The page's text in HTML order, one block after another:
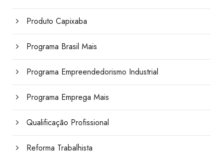
Produto Capixaba
Programa Brasil Mais
Programa Empreendedorismo Industrial
Programa Emprega Mais
Qualificação Profissional
Reforma Trabalhista